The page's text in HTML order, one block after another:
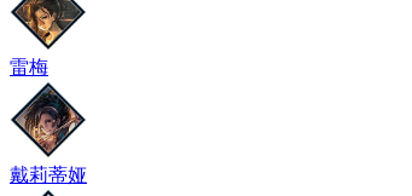
雷梅
戴莉蒂娅